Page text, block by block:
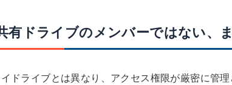
有ドライブのメンバーではない、
ドライブとは異なり、アクセス権限が厳密に管